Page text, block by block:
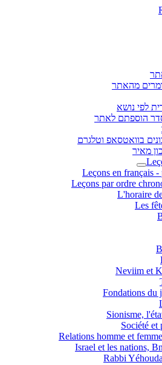
מהאתר
לפי נושא
הוספתם לאתר
בוואטסאפ וטלגרם
מאיר
Leçons en français -
Leçons par ordre
L'horaire
Les
Neviim et
Fondations du
Sionisme,
Société et
Relations homme et
Israel et les nations,
Rabbi